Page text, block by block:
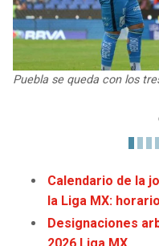
COLTS
JAGUARS
GIANTS
EAGLES
MAGIC
WIZARDS
LAKERS
SUNS
Puebla se queda con los
Calendario de la
la Liga MX:
Designaciones